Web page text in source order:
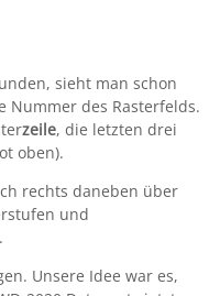
sieht man schon
Nummer des Rasterfelds.
zeile, die letzten drei
oben).
rechts daneben über
und
Unsere Idee war es,